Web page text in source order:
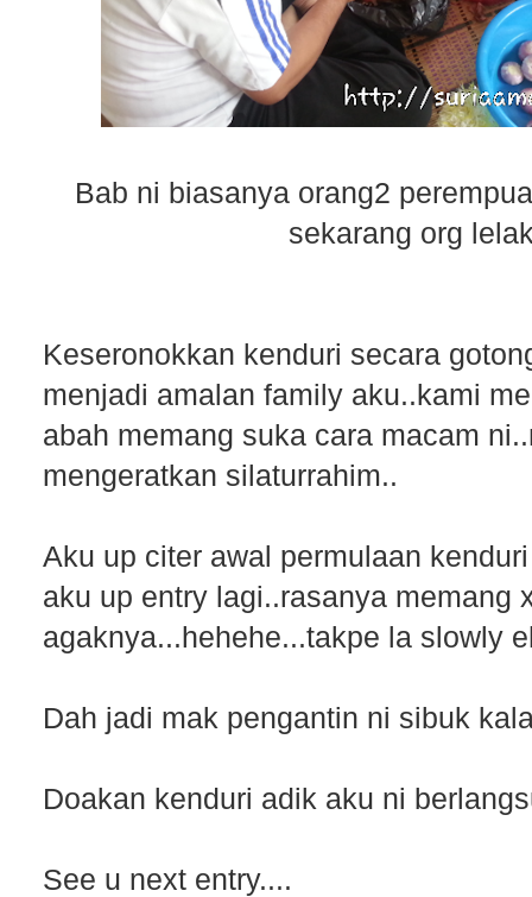
Bab ni biasanya orang2
sekarang org
Keseronokkan kenduri secara
menjadi amalan family aku..kami
abah memang suka cara macam
mengeratkan silaturrahim..
Aku up citer awal permulaan
aku up entry lagi..rasanya memang
agaknya...hehehe...takpe la slowly
Dah jadi mak pengantin ni sibuk
Doakan kenduri adik aku ni
See u next entry....